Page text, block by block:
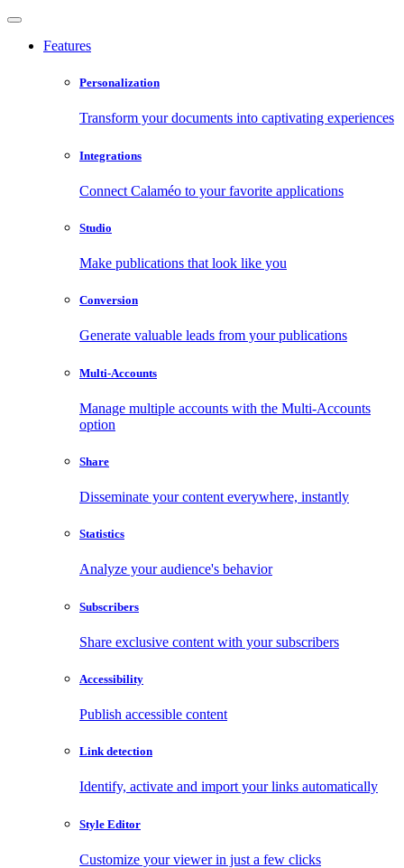
Features
Personalization
Transform your documents into captivating experiences
Integrations
Connect Calaméo to your favorite applications
Studio
Make publications that look like you
Conversion
Generate valuable leads from your publications
Multi-Accounts
Manage multiple accounts with the Multi-Accounts
option
Share
Disseminate your content everywhere, instantly
Statistics
Analyze your audience's behavior
Subscribers
Share exclusive content with your subscribers
Accessibility
Publish accessible content
Link detection
Identify, activate and import your links automatically
Style Editor
Customize your viewer in just a few clicks